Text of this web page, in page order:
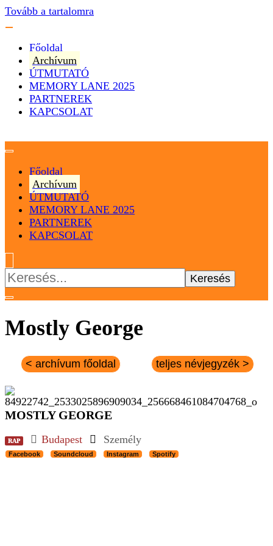
Tovább a tartalomra
Főoldal
Archívum
ÚTMUTATÓ
MEMORY LANE 2025
PARTNEREK
KAPCSOLAT
Magyar Hip Hop Archívum
Magyarország
Főoldal
Archívum
ÚTMUTATÓ
MEMORY LANE 2025
PARTNEREK
KAPCSOLAT
Keresés:
Mostly George
< archívum főoldal teljes névjegyzék >
MOSTLY GEORGE
RAP Budapest Személy
Facebook Soundcloud Instagram Spotify